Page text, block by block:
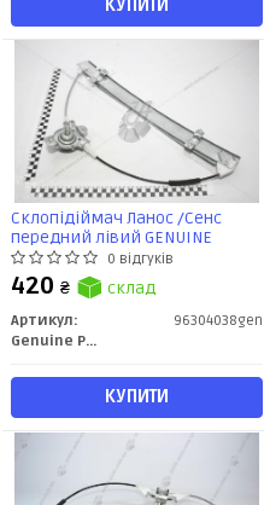
КУПИТИ
Склопідіймач Ланос /Сенс
передний лівий GENUINE
0 відгуків
420 ₴ склад
Артикул:
96304038gen
Genuine Parts
КУПИТИ